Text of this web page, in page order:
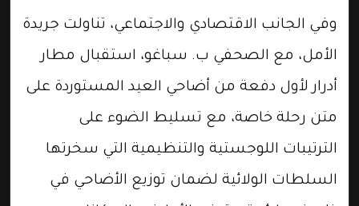
وفي الجانب الاقتصادي والاجتماعي، تناولت جريدة
الأمل، مع الصحفي ب. سباغو، استقبال مطار
أدرار لأول دفعة من أضاحي العيد المستوردة على
متن رحلة خاصة، مع تسليط الضوء على
الترتيبات اللوجستية والتنظيمية التي سخرتها
السلطات الولائية لضمان توزيع الأضاحي في